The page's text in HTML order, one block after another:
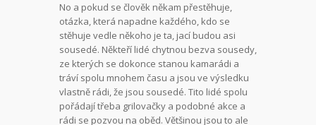
No a pokud se člověk někam přestěhuje,
otázka, která napadne každého, kdo se
stěhuje vedle někoho je ta, jací budou asi
sousedé. Někteří lidé chytnou bezva sousedy,
ze kterých se dokonce stanou kamarádi a
tráví spolu mnohem času a jsou ve výsledku
vlastně rádi, že jsou sousedé. Tito lidé spolu
pořádají třeba grilovačky a podobné akce a
rádi se pozvou na oběd. Většinou jsou to ale